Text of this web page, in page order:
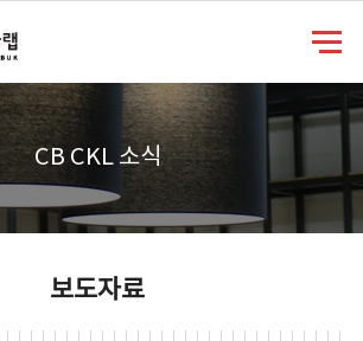
CB CKL 소식
보도자료